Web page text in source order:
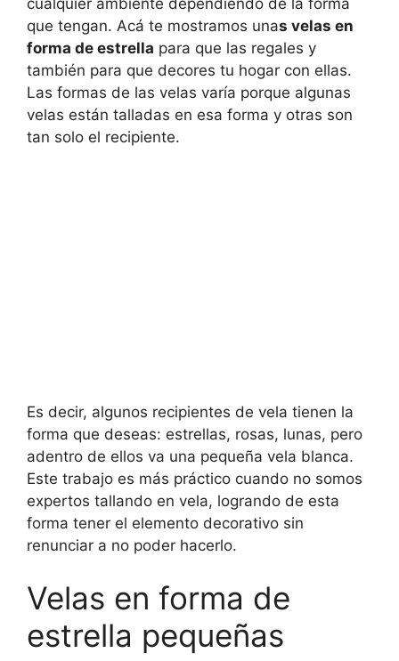
cualquier ambiente dependiendo de la forma
que tengan. Acá te mostramos unas velas en
forma de estrella para que las regales y
también para que decores tu hogar con ellas.
Las formas de las velas varía porque algunas
velas están talladas en esa forma y otras son
tan solo el recipiente.
Es decir, algunos recipientes de vela tienen la
forma que deseas: estrellas, rosas, lunas, pero
adentro de ellos va una pequeña vela blanca.
Este trabajo es más práctico cuando no somos
expertos tallando en vela, logrando de esta
forma tener el elemento decorativo sin
renunciar a no poder hacerlo.
Velas en forma de
estrella pequeñas